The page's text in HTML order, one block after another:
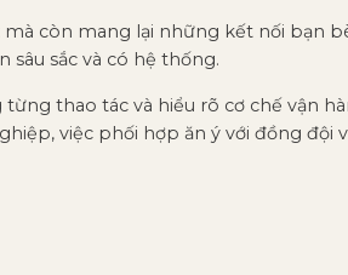
còn mang lại những kết nối bạn
sâu sắc và có hệ thống.
từng thao tác và hiểu rõ cơ chế vận
việc phối hợp ăn ý với đồng đội